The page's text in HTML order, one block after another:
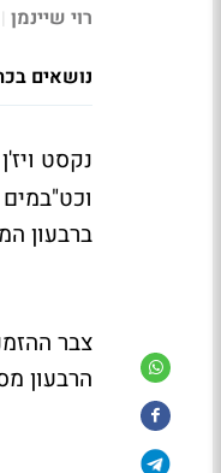
רוי שיינמן |
נושאים
נקסט ויז'ן
ברבעון המקביל, כשהרווח
הרבעון מספר